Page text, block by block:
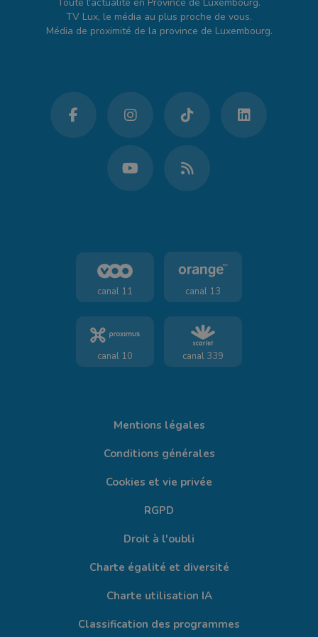
TV Lux, le média au plus proche de vous.
Média de proximité de la province de Luxembourg.
canal 11 canal 13
canal 10 canal 339
Mentions légales
Conditions générales
Cookies et vie privée
RGPD
Droit à l'oubli
Charte égalité et diversité
Charte utilisation IA
Classification des programmes